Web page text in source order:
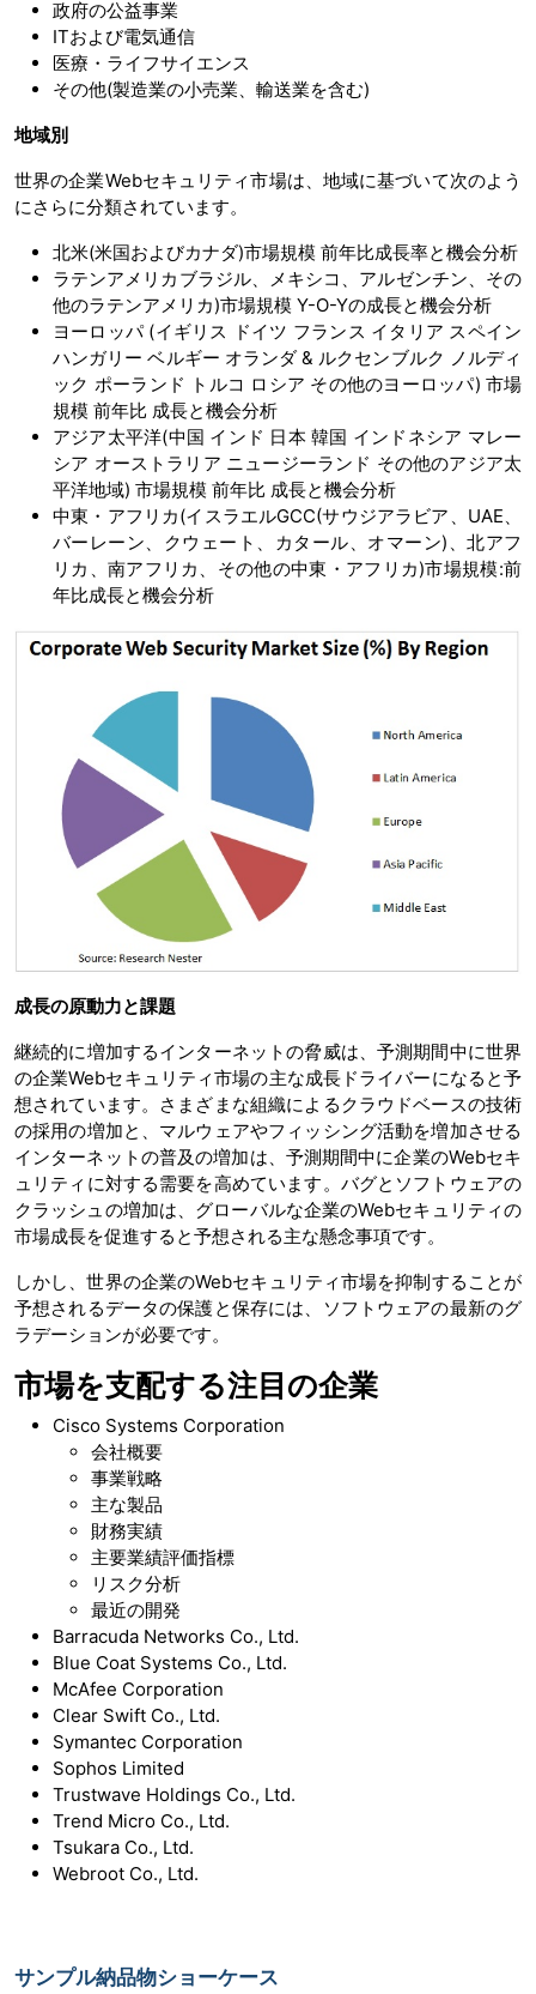
政府の公益事業
ITおよび電気通信
医療・ライフサイエンス
その他(製造業の小売業、輸送業を含む)
地域別
世界の企業Webセキュリティ市場は、地域に基づいて次のよう
にさらに分類されています。
北米(米国およびカナダ)市場規模 前年比成長率と機会分析
ラテンアメリカブラジル、メキシコ、アルゼンチン、その
他のラテンアメリカ)市場規模 Y-O-Yの成長と機会分析
ヨーロッパ (イギリス ドイツ フランス イタリア スペイン
ハンガリー ベルギー オランダ & ルクセンブルク ノルディ
ック ポーランド トルコ ロシア その他のヨーロッパ) 市場
規模 前年比 成長と機会分析
アジア太平洋(中国 インド 日本 韓国 インドネシア マレー
シア オーストラリア ニュージーランド その他のアジア太
平洋地域) 市場規模 前年比 成長と機会分析
中東・アフリカ(イスラエルGCC(サウジアラビア、UAE、
バーレーン、クウェート、カタール、オマーン)、北アフ
リカ、南アフリカ、その他の中東・アフリカ)市場規模:前
年比成長と機会分析
成長の原動力と課題
継続的に増加するインターネットの脅威は、予測期間中に世界
の企業Webセキュリティ市場の主な成長ドライバーになると予
想されています。さまざまな組織によるクラウドベースの技術
の採用の増加と、マルウェアやフィッシング活動を増加させる
インターネットの普及の増加は、予測期間中に企業のWebセキ
ュリティに対する需要を高めています。バグとソフトウェアの
クラッシュの増加は、グローバルな企業のWebセキュリティの
市場成長を促進すると予想される主な懸念事項です。
しかし、世界の企業のWebセキュリティ市場を抑制することが
予想されるデータの保護と保存には、ソフトウェアの最新のグ
ラデーションが必要です。
市場を支配する注目の企業
Cisco Systems Corporation
会社概要
事業戦略
主な製品
財務実績
主要業績評価指標
リスク分析
最近の開発
Barracuda Networks Co., Ltd.
Blue Coat Systems Co., Ltd.
McAfee Corporation
Clear Swift Co., Ltd.
Symantec Corporation
Sophos Limited
Trustwave Holdings Co., Ltd.
Trend Micro Co., Ltd.
Tsukara Co., Ltd.
Webroot Co., Ltd.
サンプル納品物ショーケース